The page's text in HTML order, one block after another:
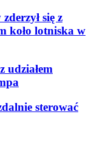
się z
koło lotniska w
udziałem
sterować